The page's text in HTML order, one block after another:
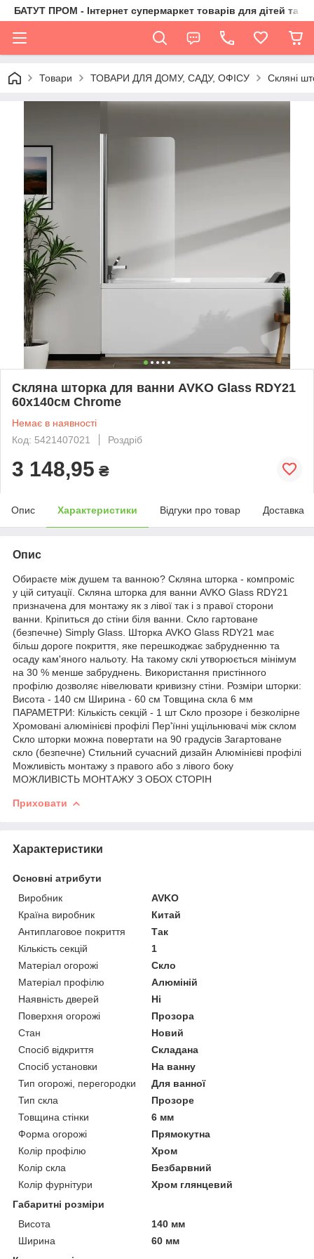
БАТУТ ПРОМ - Інтернет супермаркет товарів для дітей та їх
Товари ТОВАРИ ДЛЯ ДОМУ, САДУ, ОФІСУ Скляні
Скляна шторка для ванни AVKO Glass RDY21
60х140см Chrome
Немає в наявності
Код: 5421407021
Роздріб
3 148,95 ₴
Опис Характеристики Відгуки про товар Доставка
Опис
Обираєте між душем та ванною? Скляна шторка - компроміс
у цій ситуації. Скляна шторка для ванни AVKO Glass RDY21
призначена для монтажу як з лівої так і з правої сторони
ванни. Кріпиться до стіни біля ванни. Скло гартоване
(безпечне) Simply Glass. Шторка AVKO Glass RDY21 має
більш дороге покриття, яке перешкоджає забрудненню та
осаду кам'яного нальоту. На такому склі утворюється мінімум
на 30 % менше забруднень. Використання пристінного
профілю дозволяє нівелювати кривизну стіни. Розміри шторки:
Висота - 140 см Ширина - 60 см Товщина скла 6 мм
ПАРАМЕТРИ: Кількість секцій - 1 шт Скло прозоре і безколірне
Хромовані алюмінієві профілі Пер'їнні ущільнювачі між склом
Скло шторки можна повертати на 90 градусів Загартоване
скло (безпечне) Стильний сучасний дизайн Алюмінієві профілі
Можливість монтажу з правого або з лівого боку
МОЖЛИВІСТЬ МОНТАЖУ З ОБОХ СТОРІН
Приховати
Характеристики
Основні атрибути
Виробник
AVKO
Країна виробник
Китай
Антиплаговое покриття
Так
Кількість секцій
1
Матеріал огорожі
Скло
Матеріал профілю
Алюміній
Наявність дверей
Ні
Поверхня огорожі
Прозора
Стан
Новий
Спосіб відкриття
Складана
Спосіб установки
На ванну
Тип огорожі, перегородки
Для ванної
Тип скла
Прозоре
Товщина стінки
6 мм
Форма огорожі
Прямокутна
Колір профілю
Хром
Колір скла
Безбарвний
Колір фурнітури
Хром глянцевий
Габаритні розміри
Висота
140 мм
Ширина
60 мм